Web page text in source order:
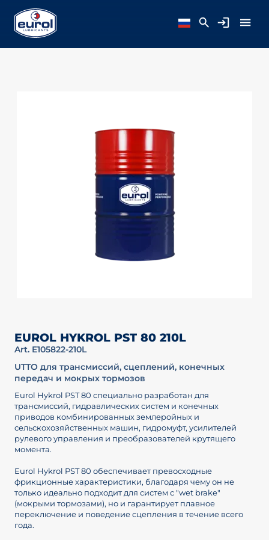
EUROL HYKROL PST 80 210L
Art. E105822-210L
UTTO для трансмиссий, сцеплений, конечных
передач и мокрых тормозов
Eurol Hykrol PST 80 специально разработан для
трансмиссий, гидравлических систем и конечных
приводов комбинированных землеройных и
сельскохозяйственных машин, гидромуфт, усилителей
рулевого управления и преобразователей крутящего
момента.
Eurol Hykrol PST 80 обеспечивает превосходные
фрикционные характеристики, благодаря чему он не
только идеально подходит для систем с "wet brake"
(мокрыми тормозами), но и гарантирует плавное
переключение и поведение сцепления в течение всего
года.